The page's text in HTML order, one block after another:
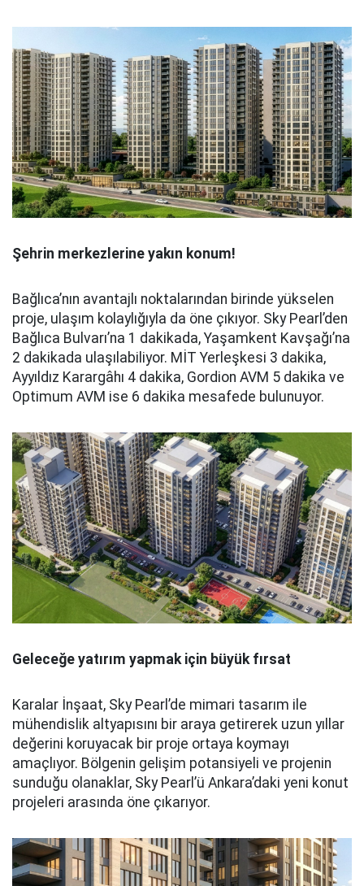
Şehrin merkezlerine yakın konum!
Bağlıca’nın avantajlı noktalarından birinde yükselen
proje, ulaşım kolaylığıyla da öne çıkıyor. Sky Pearl’den
Bağlıca Bulvarı’na 1 dakikada, Yaşamkent Kavşağı’na
2 dakikada ulaşılabiliyor. MİT Yerleşkesi 3 dakika,
Ayyıldız Karargâhı 4 dakika, Gordion AVM 5 dakika ve
Optimum AVM ise 6 dakika mesafede bulunuyor.
Geleceğe yatırım yapmak için büyük fırsat
Karalar İnşaat, Sky Pearl’de mimari tasarım ile
mühendislik altyapısını bir araya getirerek uzun yıllar
değerini koruyacak bir proje ortaya koymayı
amaçlıyor. Bölgenin gelişim potansiyeli ve projenin
sunduğu olanaklar, Sky Pearl’ü Ankara’daki yeni konut
projeleri arasında öne çıkarıyor.